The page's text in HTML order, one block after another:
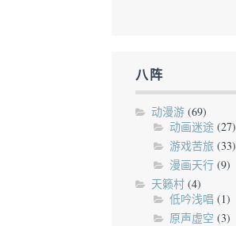
八阵
动漫游(69)
动画迷途(27)
游戏苦旅(33)
漫画天行(9)
天籁村(4)
低吟浅唱 (1)
原声虚空 (3)